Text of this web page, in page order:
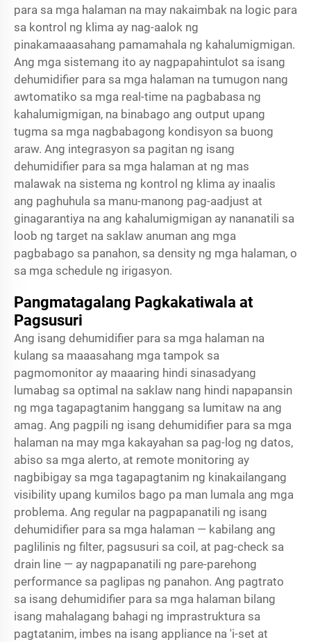
para sa mga halaman na may nakaimbak na logic para
sa kontrol ng klima ay nag-aalok ng
pinakamaaasahang pamamahala ng kahalumigmigan.
Ang mga sistemang ito ay nagpapahintulot sa isang
dehumidifier para sa mga halaman na tumugon nang
awtomatiko sa mga real-time na pagbabasa ng
kahalumigmigan, na binabago ang output upang
tugma sa mga nagbabagong kondisyon sa buong
araw. Ang integrasyon sa pagitan ng isang
dehumidifier para sa mga halaman at ng mas
malawak na sistema ng kontrol ng klima ay inaalis
ang paghuhula sa manu-manong pag-aadjust at
ginagarantiya na ang kahalumigmigan ay nananatili sa
loob ng target na saklaw anuman ang mga
pagbabago sa panahon, sa density ng mga halaman, o
sa mga schedule ng irigasyon.
Pangmatagalang Pagkakatiwala at
Pagsusuri
Ang isang dehumidifier para sa mga halaman na
kulang sa maaasahang mga tampok sa
pagmomonitor ay maaaring hindi sinasadyang
lumabag sa optimal na saklaw nang hindi napapansin
ng mga tagapagtanim hanggang sa lumitaw na ang
amag. Ang pagpili ng isang dehumidifier para sa mga
halaman na may mga kakayahan sa pag-log ng datos,
abiso sa mga alerto, at remote monitoring ay
nagbibigay sa mga tagapagtanim ng kinakailangang
visibility upang kumilos bago pa man lumala ang mga
problema. Ang regular na pagpapanatili ng isang
dehumidifier para sa mga halaman — kabilang ang
paglilinis ng filter, pagsusuri sa coil, at pag-check sa
drain line — ay nagpapanatili ng pare-parehong
performance sa paglipas ng panahon. Ang pagtrato
sa isang dehumidifier para sa mga halaman bilang
isang mahalagang bahagi ng imprastruktura sa
pagtatanim, imbes na isang appliance na 'i-set at